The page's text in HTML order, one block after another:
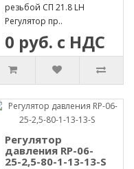
резьбой СП 21.8 LH
Регулятор пр..
0 руб. с НДС
Регулятор
давления RP-06-
25-2,5-80-1-13-13-S